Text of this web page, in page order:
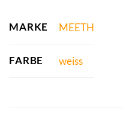
MARKE MEETH
FARBE weiss